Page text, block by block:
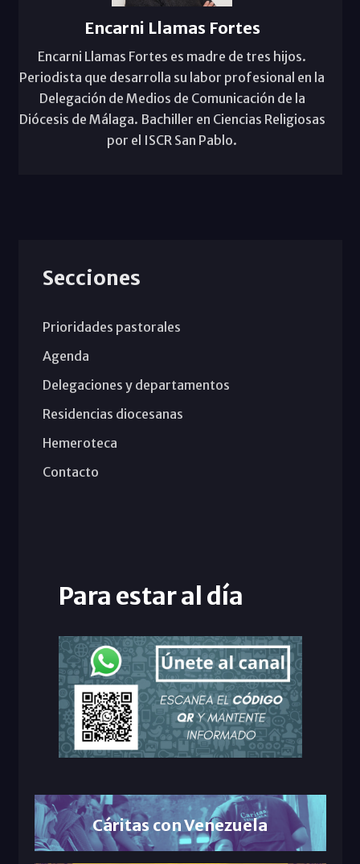
Encarni Llamas Fortes
Encarni Llamas Fortes es madre de tres hijos.
Periodista que desarrolla su labor profesional en la
Delegación de Medios de Comunicación de la
Diócesis de Málaga. Bachiller en Ciencias Religiosas
por el ISCR San Pablo.
Secciones
Prioridades pastorales
Agenda
Delegaciones y departamentos
Residencias diocesanas
Hemeroteca
Contacto
Para estar al día
Cáritas con Venezuela